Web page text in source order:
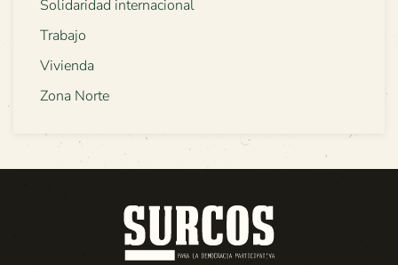
Solidaridad internacional
Trabajo
Vivienda
Zona Norte